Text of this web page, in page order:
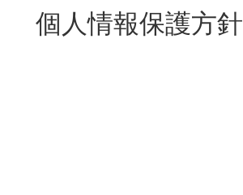
個人情報保護方針